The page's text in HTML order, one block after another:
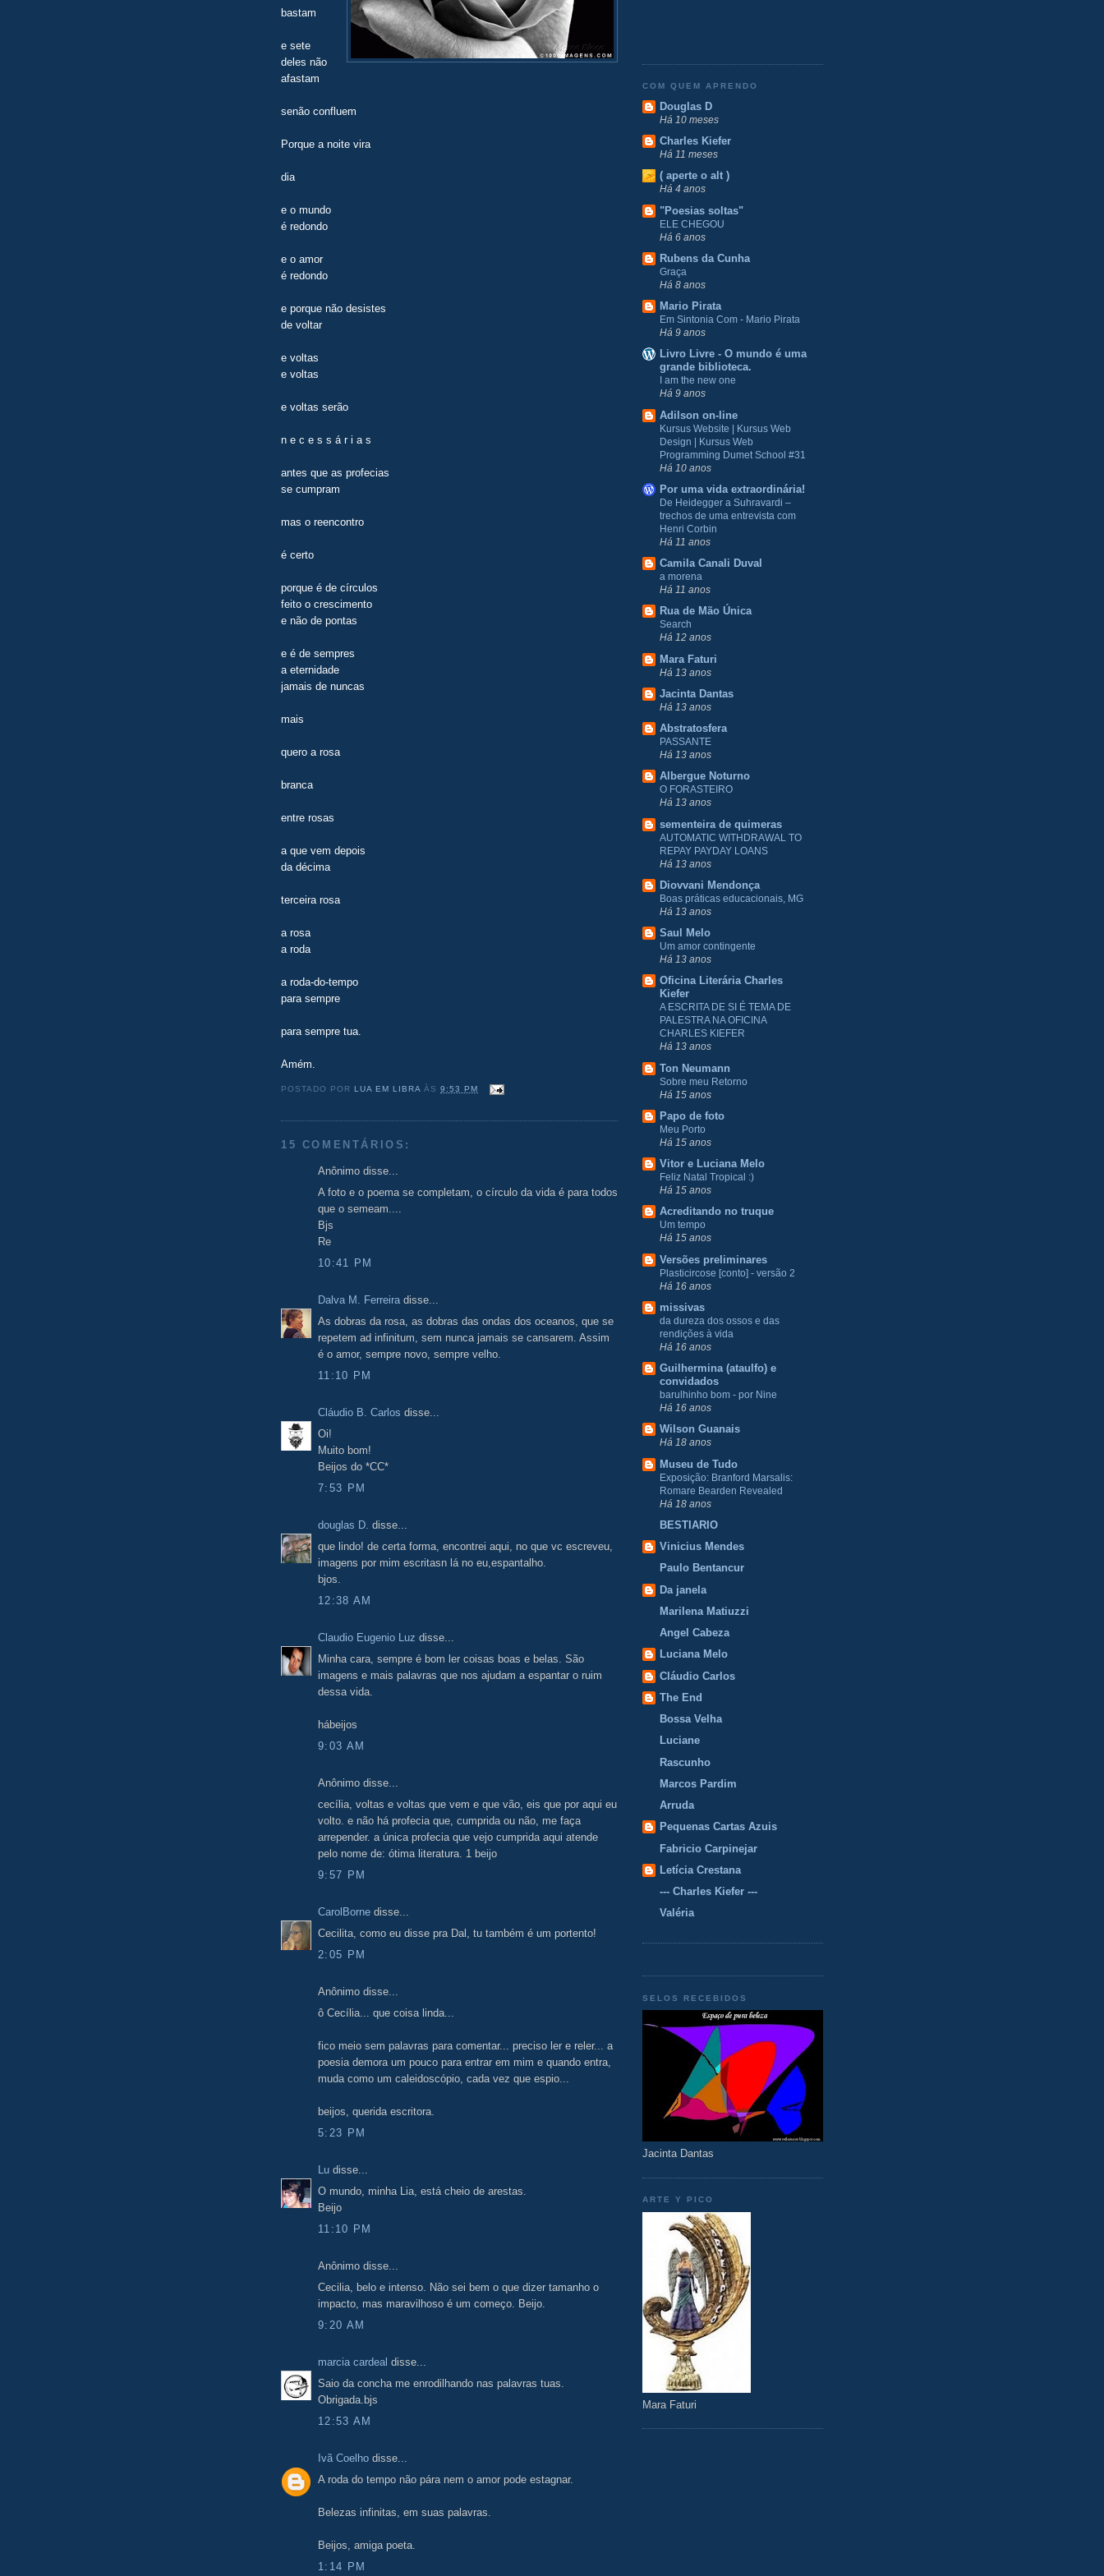
bastam
e sete
deles não
afastam
senão confluem
Porque a noite vira
dia
e o mundo
é redondo
e o amor
é redondo
e porque não desistes
de voltar
e voltas
e voltas
e voltas serão
n e c e s s á r i a s
antes que as profecias
se cumpram
mas o reencontro
é certo
porque é de círculos
feito o crescimento
e não de pontas
e é de sempres
a eternidade
jamais de nuncas
mais
quero a rosa
branca
entre rosas
a que vem depois
da décima
terceira rosa
a rosa
a roda
a roda-do-tempo
para sempre
para sempre tua.
Amém.
POSTADO POR LUA EM LIBRA ÀS9:53 PM
15 COMENTÁRIOS:
Anônimo disse...
A foto e o poema se completam, o círculo da vida é para todos
que o semeam....
Bjs
Re
10:41 PM
Dalva M. Ferreira disse...
As dobras da rosa, as dobras das ondas dos oceanos, que se
repetem ad infinitum, sem nunca jamais se cansarem. Assim
é o amor, sempre novo, sempre velho.
11:10 PM
Cláudio B. Carlos disse...
Oi!
Muito bom!
Beijos do *CC*
7:53 PM
douglas D. disse...
que lindo! de certa forma, encontrei aqui, no que vc escreveu,
imagens por mim escritasn lá no eu,espantalho.
bjos.
12:38 AM
Claudio Eugenio Luz disse...
Minha cara, sempre é bom ler coisas boas e belas. São
imagens e mais palavras que nos ajudam a espantar o ruim
dessa vida.
hábeijos
9:03 AM
Anônimo disse...
cecília, voltas e voltas que vem e que vão, eis que por aqui eu
volto. e não há profecia que, cumprida ou não, me faça
arrepender. a única profecia que vejo cumprida aqui atende
pelo nome de: ótima literatura. 1 beijo
9:57 PM
CarolBorne disse...
Cecilita, como eu disse pra Dal, tu também é um portento!
2:05 PM
Anônimo disse...
ô Cecília... que coisa linda...
fico meio sem palavras para comentar... preciso ler e reler... a
poesia demora um pouco para entrar em mim e quando entra,
muda como um caleidoscópio, cada vez que espio...
beijos, querida escritora.
5:23 PM
Lu disse...
O mundo, minha Lia, está cheio de arestas.
Beijo
11:10 PM
Anônimo disse...
Cecilia, belo e intenso. Não sei bem o que dizer tamanho o
impacto, mas maravilhoso é um começo. Beijo.
9:20 AM
marcia cardeal disse...
Saio da concha me enrodilhando nas palavras tuas.
Obrigada.bjs
12:53 AM
Ivã Coelho disse...
A roda do tempo não pára nem o amor pode estagnar.
Belezas infinitas, em suas palavras.
Beijos, amiga poeta.
1:14 PM
COM QUEM APRENDO
Douglas D
Há 10 meses
Charles Kiefer
Há 11 meses
( aperte o alt )
Há 4 anos
"Poesias soltas"
ELE CHEGOU
Há 6 anos
Rubens da Cunha
Graça
Há 8 anos
Mario Pirata
Em Sintonia Com - Mario Pirata
Há 9 anos
Livro Livre - O mundo é uma
grande biblioteca.
I am the new one
Há 9 anos
Adilson on-line
Kursus Website | Kursus Web
Design | Kursus Web
Programming Dumet School #31
Há 10 anos
Por uma vida extraordinária!
De Heidegger a Suhravardi –
trechos de uma entrevista com
Henri Corbin
Há 11 anos
Camila Canali Duval
a morena
Há 11 anos
Rua de Mão Única
Search
Há 12 anos
Mara Faturi
Há 13 anos
Jacinta Dantas
Há 13 anos
Abstratosfera
PASSANTE
Há 13 anos
Albergue Noturno
O FORASTEIRO
Há 13 anos
sementeira de quimeras
AUTOMATIC WITHDRAWAL TO
REPAY PAYDAY LOANS
Há 13 anos
Diovvani Mendonça
Boas práticas educacionais, MG
Há 13 anos
Saul Melo
Um amor contingente
Há 13 anos
Oficina Literária Charles
Kiefer
A ESCRITA DE SI É TEMA DE
PALESTRA NA OFICINA
CHARLES KIEFER
Há 13 anos
Ton Neumann
Sobre meu Retorno
Há 15 anos
Papo de foto
Meu Porto
Há 15 anos
Vitor e Luciana Melo
Feliz Natal Tropical :)
Há 15 anos
Acreditando no truque
Um tempo
Há 15 anos
Versões preliminares
Plasticircose [conto] - versão 2
Há 16 anos
missivas
da dureza dos ossos e das
rendições à vida
Há 16 anos
Guilhermina (ataulfo) e
convidados
barulhinho bom - por Nine
Há 16 anos
Wilson Guanais
Há 18 anos
Museu de Tudo
Exposição: Branford Marsalis:
Romare Bearden Revealed
Há 18 anos
BESTIARIO
Vinicius Mendes
Paulo Bentancur
Da janela
Marilena Matiuzzi
Angel Cabeza
Luciana Melo
Cláudio Carlos
The End
Bossa Velha
Luciane
Rascunho
Marcos Pardim
Arruda
Pequenas Cartas Azuis
Fabricio Carpinejar
Letícia Crestana
--- Charles Kiefer ---
Valéria
SELOS RECEBIDOS
Jacinta Dantas
ARTE Y PICO
Mara Faturi